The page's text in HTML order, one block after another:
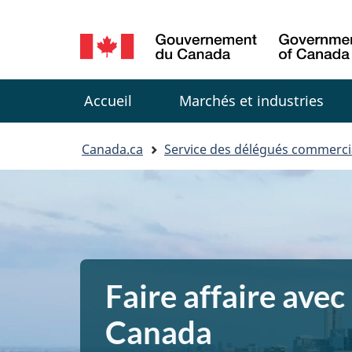
Sélection
de
la
langue
Menu
Accueil Marchés et industries
You
here:
Canada.ca Service des délégués
Faire affaire avec
Canada